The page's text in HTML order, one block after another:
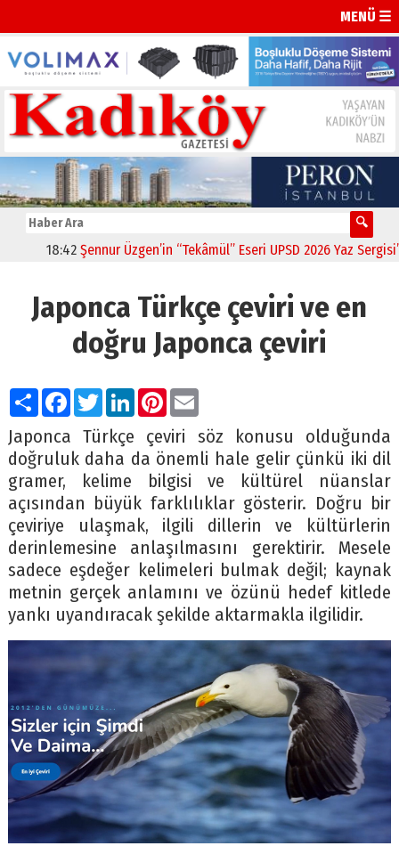
MENÜ ☰
18:42 Şennur Üzgen’in “Tekâmül” Eseri UPSD 2026 Yaz
Japonca Türkçe çeviri ve en
doğru Japonca çeviri
PaylaşFacebook
TwitterLinkedIn
Pinterest
Email
Japonca Türkçe çeviri söz konusu olduğunda
doğruluk daha da önemli hale gelir çünkü iki dil
gramer, kelime bilgisi ve kültürel nüanslar
açısından büyük farklılıklar gösterir. Doğru bir
çeviriye ulaşmak, ilgili dillerin ve kültürlerin
derinlemesine anlaşılmasını gerektirir. Mesele
sadece eşdeğer kelimeleri bulmak değil; kaynak
metnin gerçek anlamını ve özünü hedef kitlede
yankı uyandıracak şekilde aktarmakla ilgilidir.